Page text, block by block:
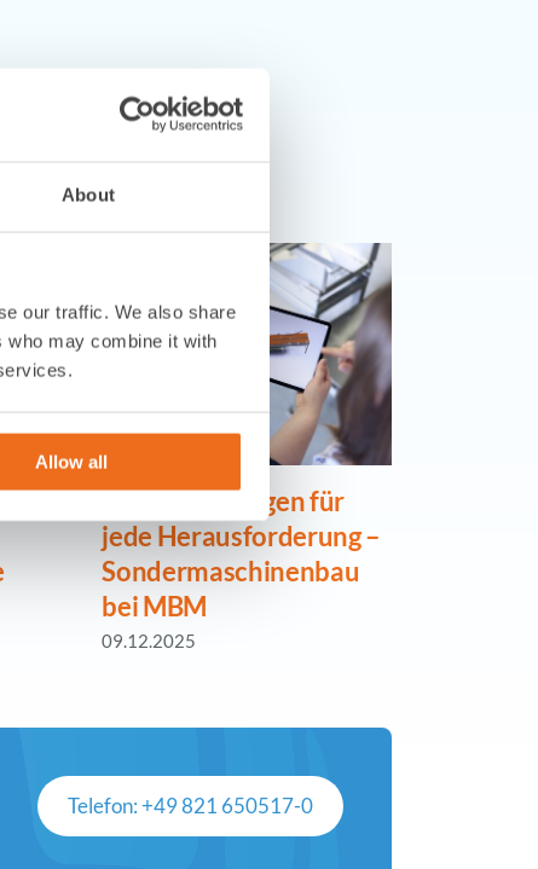
About
our traffic. We also share
who may combine it with
Allow all
Smarte Lösungen für
jede Herausforderung –
Sondermaschinenbau
bei MBM
09.12.2025
Telefon: +49 821 650517-0